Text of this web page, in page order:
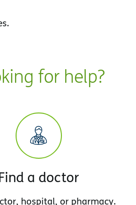
for help?
a doctor
hospital, or pharmacy.